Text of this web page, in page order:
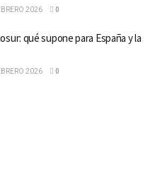
2026 0
qué supone para España y la
2026 0